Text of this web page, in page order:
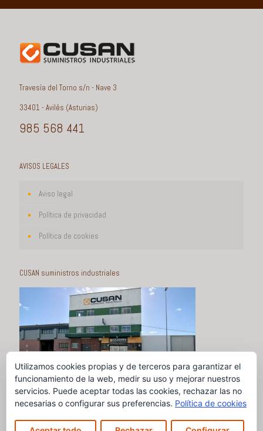
Travesía del Torno s/n - Nave 3
33401 - Avilés (Asturias)
985 568 441
AVISOS LEGALES
Aviso legal
Política de privacidad
Política de cookies
CUSAN suministros industriales
Utilizamos cookies propias y de terceros para garantizar el
funcionamiento de la web, medir su uso y mejorar nuestros
servicios. Puede aceptar todas las cookies, rechazar las no
necesarias o configurar sus preferencias. Política de cookies